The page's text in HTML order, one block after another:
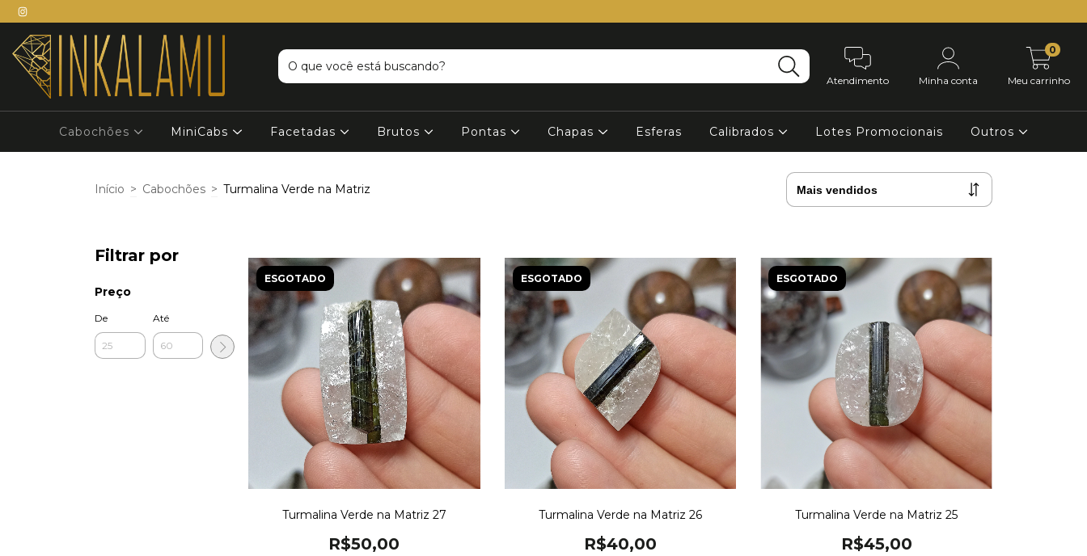
Atendimento Minha conta Meu carrinho
0
Cabochões MiniCabs Facetadas Brutos Pontas Chapas Esferas Calibrados Lotes Promocionais Outros
Início > Cabochões > Turmalina Verde na Matriz
Filtrar por
Preço
De Até
ESGOTADO
Turmalina Verde na Matriz 27
R$50,00
ESGOTADO
Turmalina Verde na Matriz 26
R$40,00
ESGOTADO
Turmalina Verde na Matriz 25
R$45,00